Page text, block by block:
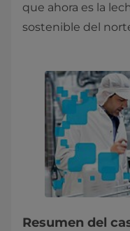
que ahora es la
sostenible del
Resumen del